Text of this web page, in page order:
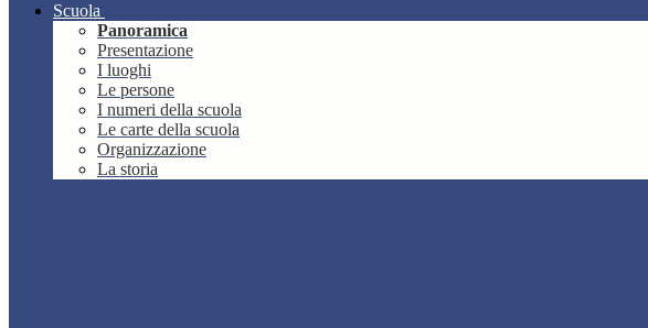
Scuola
Panoramica
Presentazione
I luoghi
Le persone
I numeri della scuola
Le carte della scuola
Organizzazione
La storia